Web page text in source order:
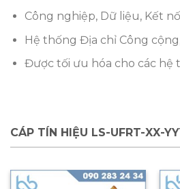
Công nghiệp, Dữ liệu, Kết
Hệ thống Địa chỉ Công
Được tối ưu hóa cho các hệ
CÁP TÍN HIỆU LS-UFRT-XX-